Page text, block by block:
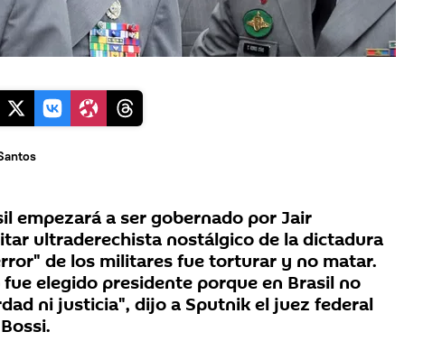
empezará a ser gobernado por Jair
ultraderechista nostálgico de la dictadura
de los militares fue torturar y no matar.
elegido presidente porque en Brasil no
ni justicia", dijo a Sputnik el juez federal